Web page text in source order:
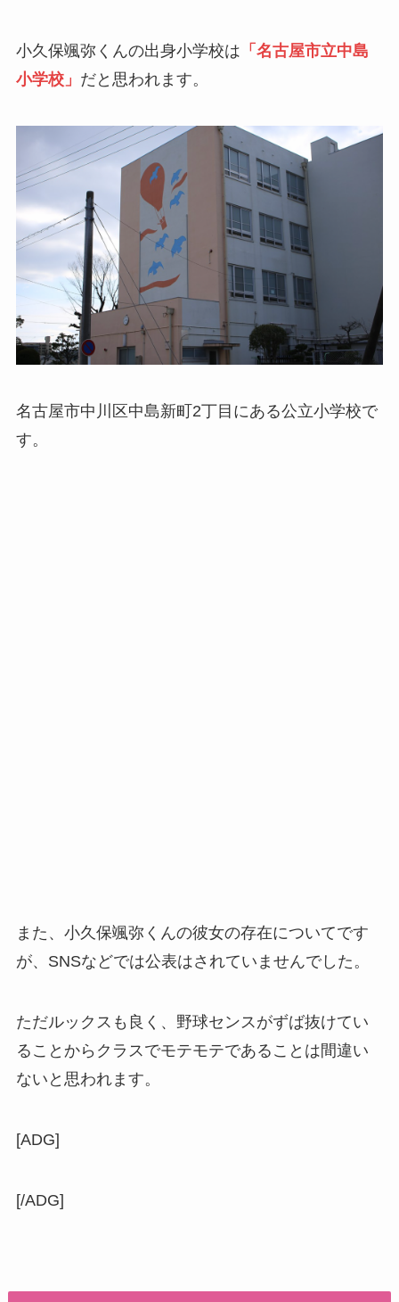
小久保颯弥くんの出身小学校は 「名古屋市立中島
小学校」 だと思われます。
名古屋市中川区中島新町2丁目にある公立小学校で
す。
また、 小久保颯弥くんの彼女の存在についてです
が、SNSなどでは公表はされていませんでした。
ただルックスも良く、野球センスがずば抜けてい
ることからクラスでモテモテであることは間違い
ないと思われます。
[ADG]
[/ADG]